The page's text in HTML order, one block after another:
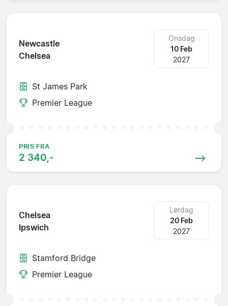
Newcastle
Chelsea
Onsdag
10 Feb
2027
St James Park
Premier League
PRIS FRA
2 340,-
Chelsea
Ipswich
Lørdag
20 Feb
2027
Stamford Bridge
Premier League